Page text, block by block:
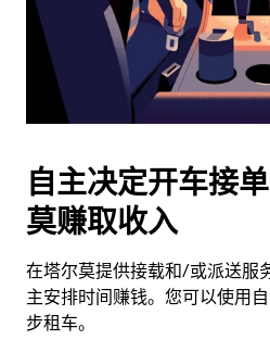
按
退
闭
日
历。
自主决定开车接
莫赚取收入
在塔尔莫提供接载和/或派送服
主安排时间赚钱。您可以使用
步租车。